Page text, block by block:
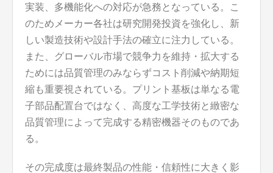
実装、多機能化への対応が急務となっている。こ
のためメーカー各社は研究開発投資を強化し、新
しい製造技術や設計手法の確立に注力している。
また、グローバル市場で競争力を維持・拡大する
ためには品質管理のみならずコスト削減や納期短
縮も重要視されている。プリント基板は単なる電
子部品配置台ではなく、高度な工学技術と緻密な
品質管理によって完成する精密機器そのものであ
る。
その完成度は最終製品の性能・信頼性に大きく影